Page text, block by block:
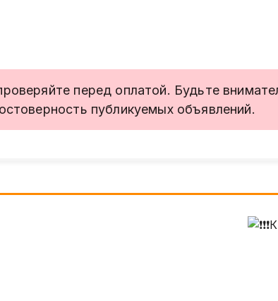
перед оплатой. Будьте
публикуемых объявлений.